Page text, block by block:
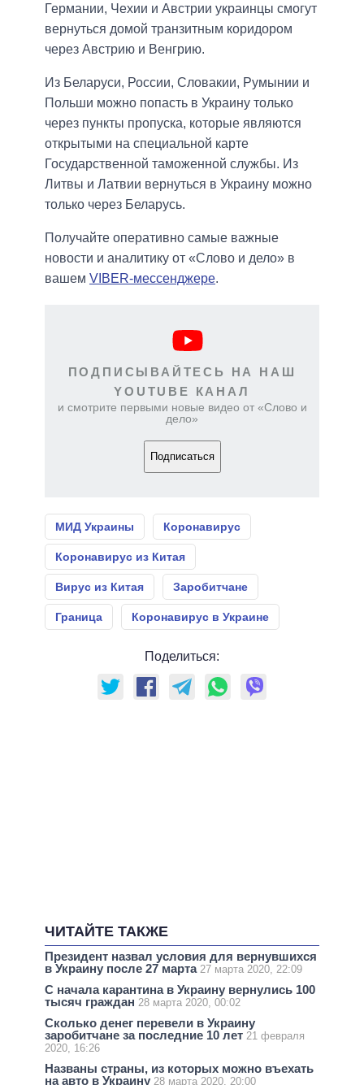
Германии, Чехии и Австрии украинцы смогут
вернуться домой транзитным коридором
через Австрию и Венгрию.
Из Беларуси, России, Словакии, Румынии и
Польши можно попасть в Украину только
через пункты пропуска, которые являются
открытыми на специальной карте
Государственной таможенной службы. Из
Литвы и Латвии вернуться в Украину можно
только через Беларусь.
Получайте оперативно самые важные
новости и аналитику от «Слово и дело» в
вашем VIBER-мессенджере.
ПОДПИСЫВАЙТЕСЬ НА НАШ
YOUTUBE КАНАЛ
и смотрите первыми новые видео от «Слово и
дело»
Подписаться
МИД Украины Коронавирус
Коронавирус из Китая
Вирус из Китая Заробитчане
Граница Коронавирус в Украине
Поделиться:
ЧИТАЙТЕ ТАКЖЕ
Президент назвал условия для вернувшихся
в Украину после 27 марта 27 марта 2020, 22:09
С начала карантина в Украину вернулись 100
тысяч граждан 28 марта 2020, 00:02
Сколько денег перевели в Украину
заробитчане за последние 10 лет 21 февраля
2020, 16:26
Названы страны, из которых можно въехать
на авто в Украину 28 марта 2020, 20:00